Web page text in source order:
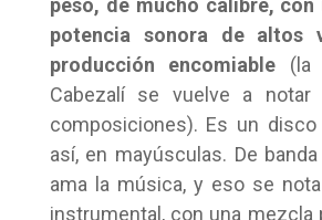
peso, de mucho calibre,
potencia sonora de altos
producción encomiable (la
Cabezalí se vuelve a
composiciones). Es un disco
así, en mayúsculas. De
ama la música, y eso se
instrumental, con una mezcla